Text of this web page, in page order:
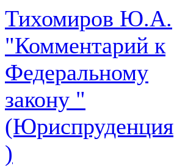
Тихомиров Ю.А.
"Комментарий к
Федеральному
закону "
(Юриспруденция
)